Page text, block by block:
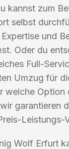
kannst zum
selbst
und
Oder du
Full-
Umzug für
welche Option
garantieren
Leistungs-
Wolf Erfurt